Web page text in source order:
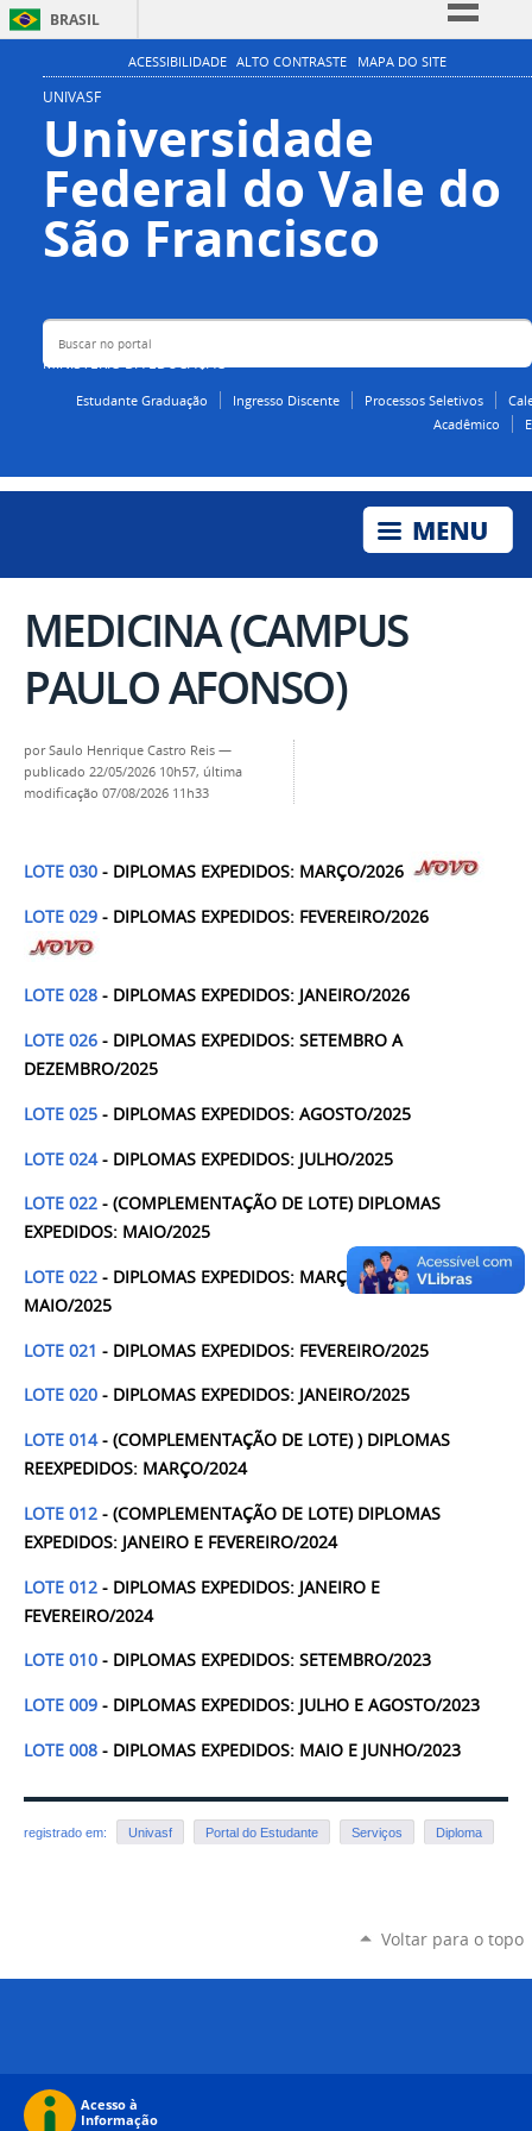
BRASIL
Simplifique!
Participe
Acesso à informação
Legislação
Canais
ACESSIBILIDADE ALTO CONTRASTE MAPA DO SITE
UNIVASF
Universidade
Federal do Vale do
São Francisco
MINISTÉRIO DA EDUCAÇÃO
Buscar no portal
Estudante Graduação Ingresso Discente Processos Seletivos
Acadêmico
MEDICINA (CAMPUS
PAULO AFONSO)
porSaulo Henrique Castro Reis —
publicado 22/05/2026 10h57, última
modificação 07/08/2026 11h33
LOTE 030 - DIPLOMAS EXPEDIDOS: MARÇO/2026
LOTE 029 - DIPLOMAS EXPEDIDOS: FEVEREIRO/2026
LOTE 028 - DIPLOMAS EXPEDIDOS: JANEIRO/2026
LOTE 026 - DIPLOMAS EXPEDIDOS: SETEMBRO A
DEZEMBRO/2025
LOTE 025 - DIPLOMAS EXPEDIDOS: AGOSTO/2025
LOTE 024- DIPLOMAS EXPEDIDOS: JULHO/2025
LOTE 022 - (COMPLEMENTAÇÃO DE LOTE) DIPLOMAS
EXPEDIDOS: MAIO/2025
LOTE 022 - DIPLOMAS EXPEDIDOS: MARÇO, ABRIL E
MAIO/2025
LOTE 021 - DIPLOMAS EXPEDIDOS: FEVEREIRO/2025
LOTE 020 - DIPLOMAS EXPEDIDOS: JANEIRO/2025
LOTE 014- (COMPLEMENTAÇÃO DE LOTE) ) DIPLOMAS
REEXPEDIDOS: MARÇO/2024
LOTE 012 - (COMPLEMENTAÇÃO DE LOTE) DIPLOMAS
EXPEDIDOS: JANEIRO E FEVEREIRO/2024
LOTE 012 - DIPLOMAS EXPEDIDOS: JANEIRO E
FEVEREIRO/2024
LOTE 010 - DIPLOMAS EXPEDIDOS: SETEMBRO/2023
LOTE 009 - DIPLOMAS EXPEDIDOS: JULHO E AGOSTO/2023
LOTE 008 - DIPLOMAS EXPEDIDOS: MAIO E JUNHO/2023
registrado em: Univasf Portal do Estudante Serviços Diploma
Voltar para o topo